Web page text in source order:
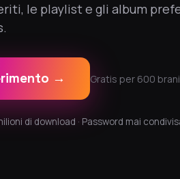
le playlist e gli album
→ Gratis per 600
di download · Password mai